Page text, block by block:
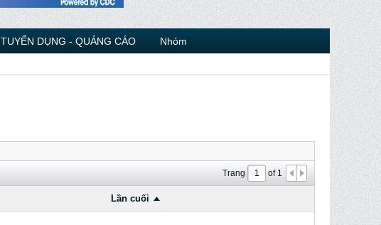
TUYỂN DỤNG - QUẢNG CÁO Nhóm
Trang of1
Lần cuối